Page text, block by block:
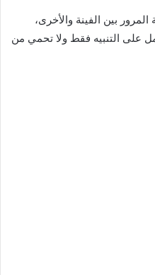
بين الفينة والأخرى،
على التنبيه فقط ولا تحمي من